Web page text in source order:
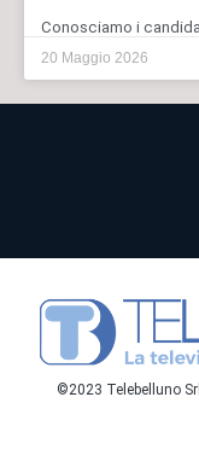
Conosciamo i
20 Maggio 2026
©2023 Telebelluno